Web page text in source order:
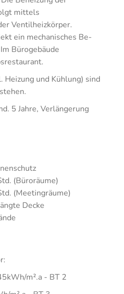
mittels
Ventilheizkörper.
ein mechanisches Be-
Bürogebäude
Heizung und Kühlung) sind
5 Jahre, Verlängerung
(Büroräume)
(Meetingräume)
Decke
m².a - BT 2